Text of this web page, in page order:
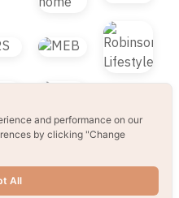
reserved. Web
and performance on our
by clicking "Change
All